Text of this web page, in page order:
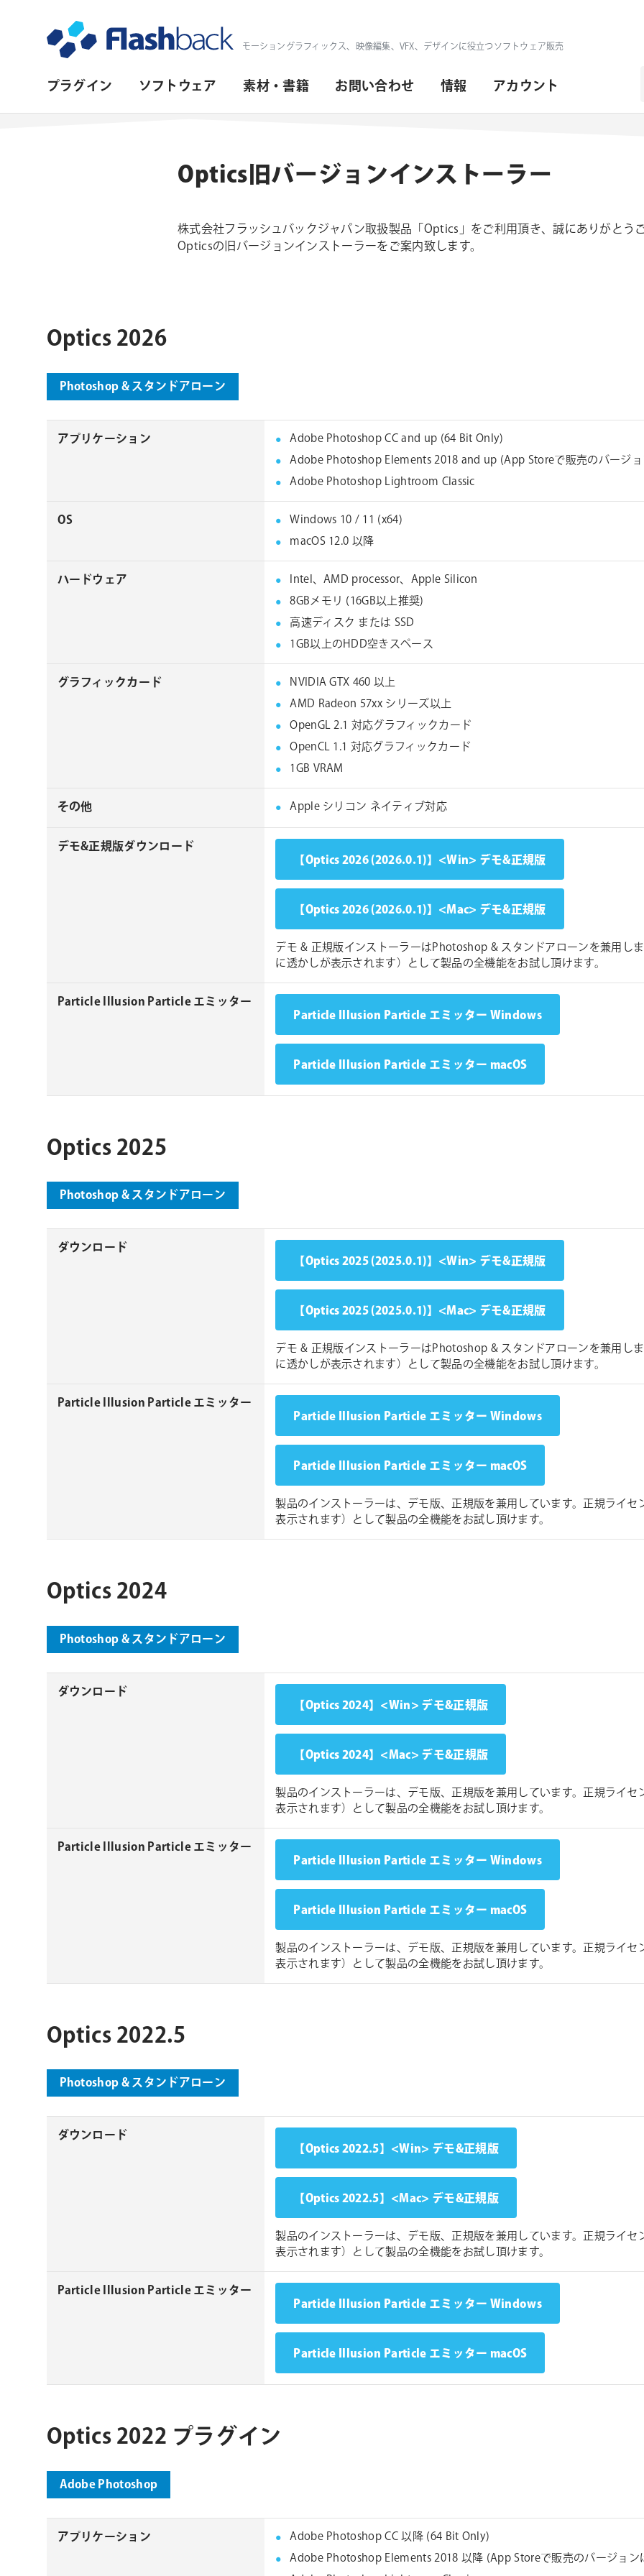
モーショングラフィックス、映像編集、VFX、デザインに役立つソフトウェア販売
プ
ョ
プラグイン ソフトウェア 素材・書籍 お問い合わせ 情報 アカウント
Optics旧バージョンインストーラー
株式会社フラッシュバックジャパン取扱製品「Optics」をご利用頂き、誠にありがとう
Opticsの旧バージョンインストーラーをご案内致します。
Optics 2026
Photoshop & スタンドアローン
アプリケーション
Adobe Photoshop CC and up (64 Bit Only)
Adobe Photoshop Elements 2018 and up (App Storeで販売のバージ
Adobe Photoshop Lightroom Classic
OS
Windows 10 / 11 (x64)
macOS 12.0 以降
ハードウェア
Intel、AMD processor、Apple Silicon
8GBメモリ (16GB以上推奨)
高速ディスク または SSD
1GB以上のHDD空きスペース
グラフィックカード
NVIDIA GTX 460 以上
AMD Radeon 57xx シリーズ以上
OpenGL 2.1 対応グラフィックカード
OpenCL 1.1 対応グラフィックカード
1GB VRAM
その他 Apple シリコン ネイティブ対応
デモ&正規版ダウンロード
【Optics 2026 (2026.0.1)】<Win> デモ&正規版
【Optics 2026 (2026.0.1)】<Mac> デモ&正規版
デモ & 正規版インストーラーはPhotoshop & スタンドアローンを兼用し
に透かしが表示されます）として製品の全機能をお試し頂けます。
Particle Illusion Particle エミッター
Particle Illusion Particle エミッター Windows
Particle Illusion Particle エミッター macOS
Optics 2025
Photoshop & スタンドアローン
ダウンロード
【Optics 2025 (2025.0.1)】<Win> デモ&正規版
【Optics 2025 (2025.0.1)】<Mac> デモ&正規版
デモ & 正規版インストーラーはPhotoshop & スタンドアローンを兼用し
に透かしが表示されます）として製品の全機能をお試し頂けます。
Particle Illusion Particle エミッター
Particle Illusion Particle エミッター Windows
Particle Illusion Particle エミッター macOS
製品のインストーラーは、デモ版、正規版を兼用しています。正規ライ
表示されます）として製品の全機能をお試し頂けます。
Optics 2024
Photoshop & スタンドアローン
ダウンロード
【Optics 2024】<Win> デモ&正規版
【Optics 2024】<Mac> デモ&正規版
製品のインストーラーは、デモ版、正規版を兼用しています。正規ライ
表示されます）として製品の全機能をお試し頂けます。
Particle Illusion Particle エミッター
Particle Illusion Particle エミッター Windows
Particle Illusion Particle エミッター macOS
製品のインストーラーは、デモ版、正規版を兼用しています。正規ライ
表示されます）として製品の全機能をお試し頂けます。
Optics 2022.5
Photoshop & スタンドアローン
ダウンロード
【Optics 2022.5】<Win> デモ&正規版
【Optics 2022.5】<Mac> デモ&正規版
製品のインストーラーは、デモ版、正規版を兼用しています。正規ライ
表示されます）として製品の全機能をお試し頂けます。
Particle Illusion Particle エミッター
Particle Illusion Particle エミッター Windows
Particle Illusion Particle エミッター macOS
Optics 2022 プラグイン
Adobe Photoshop
アプリケーション
Adobe Photoshop CC 以降 (64 Bit Only)
Adobe Photoshop Elements 2018 以降 (App Storeで販売のバージョン